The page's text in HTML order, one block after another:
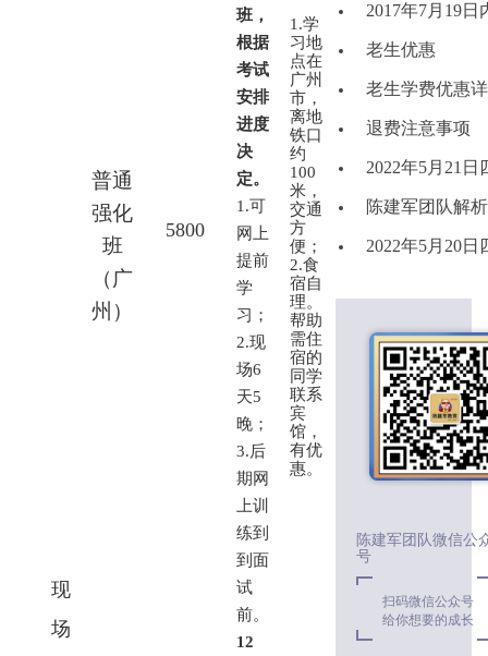
现
场
普通
强化
班
（广
州）
5800
班，
根据
考试
安排
进度
决
定。
1.可
网上
提前
学
习；
2.现
场6
天5
晚；
3.后
期网
上训
练到
到面
试
前。
1.学
习地
点在
广州
市，
离地
铁口
约
100
米，
交通
方
便；
2.食
宿自
理。
帮助
需住
宿的
同学
联系
宾
馆，
有优
惠。
12
2017年7月19
老生优惠
老生学费优惠
退费注意事项
2022年5月21
陈建军团队解
2022年5月20
陈建军团队微信公
号
扫码微信公众号
给你想要的成长